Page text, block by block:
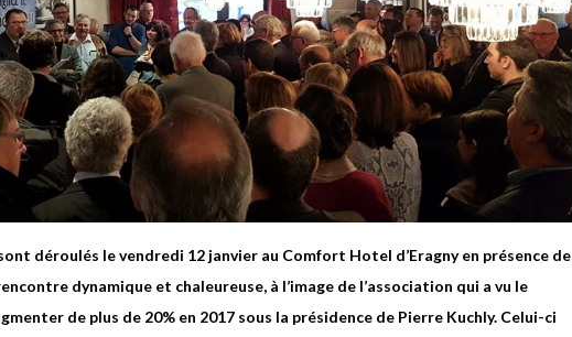
déroulés le vendredi 12 janvier au Comfort Hotel d’Eragny en présence de
dynamique et chaleureuse, à l’image de l’association qui a vu le
de plus de 20% en 2017 sous la présidence de Pierre Kuchly. Celui-ci